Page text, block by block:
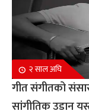
२ साल अघि
गीत संगीतको
सांगीतिक उडान